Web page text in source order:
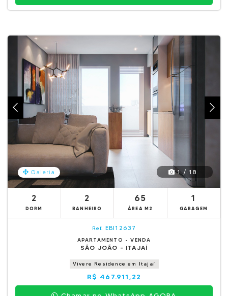
Galeria 1 / 18
2
DORM
2
BANHEIRO
65
ÁREA M2
1
GARAGEM
Ref. EBI12637
APARTAMENTO - VENDA
SÃO JOÃO - ITAJAÍ
Vivere Residence em Itajaí
R$ 467.911,22